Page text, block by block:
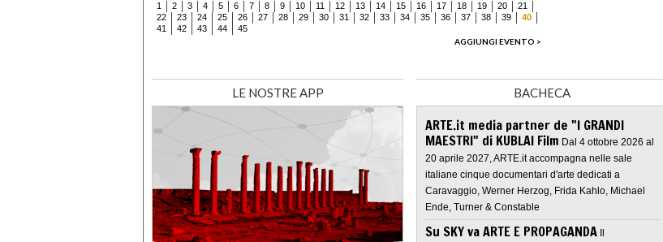
1 2 3 4 5 6 7 8 9 10 11 12 13 14 15 16 17 18 19 20
21
22
23 24 25 26 27 28 29 30 31 32 33 34 35 36 37 38 39
40
41
42 43 44
45
AGGIUNGI EVENTO >
LE NOSTRE APP BACHECA
ARTE.it media partner de "I GRANDI
MAESTRI" di KUBLAI Film Dal 4 ottobre 2026 al
20 aprile 2027, ARTE.it accompagna nelle sale
italiane cinque documentari d'arte dedicati a
Caravaggio, Werner Herzog, Frida Kahlo, Michael
Ende, Turner & Constable
Su SKY va ARTE E PROPAGANDA Il